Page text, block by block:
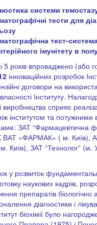
системи
тести для
тест-
імунітету в
5 років впроваджено (або
інноваційних розробок
договори на
власності Інституту.
виробництва сприяє
інститутом та
ЗАТ “Фармацевтична
ВАТ «ФАРМАК» ( м. Київ),
Київ), ЗАТ “Технолог” (м.
у розвиток
наукових кадрів,
препаратів біологічно
діагностики і
біохімії було